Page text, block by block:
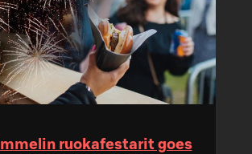
ruokafestarit goes